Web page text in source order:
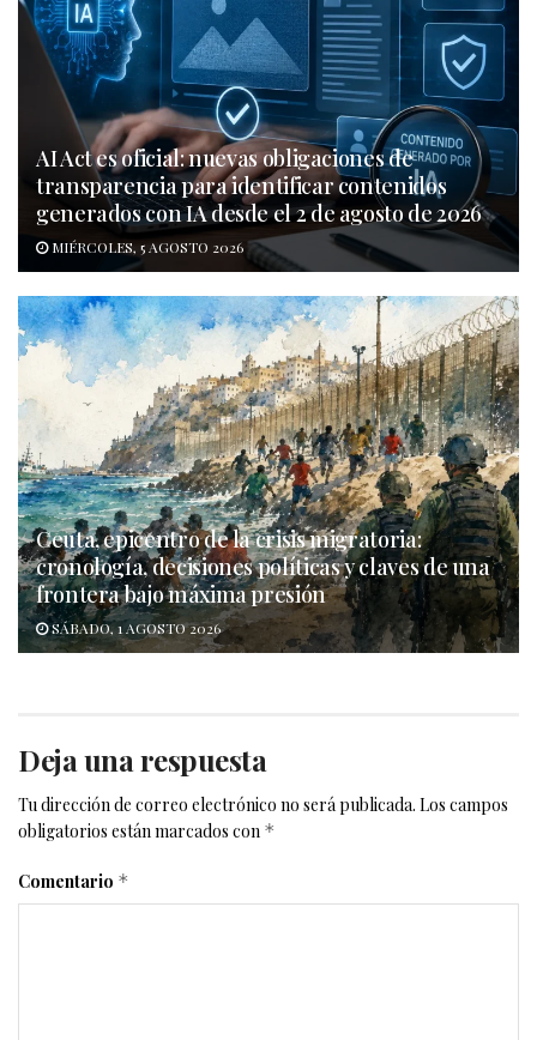
AI Act es oficial: nuevas obligaciones de
transparencia para identificar contenidos
generados con IA desde el 2 de agosto de 2026
MIÉRCOLES, 5 AGOSTO 2026
Ceuta, epicentro de la crisis migratoria:
cronología, decisiones políticas y claves de una
frontera bajo máxima presión
SÁBADO, 1 AGOSTO 2026
Deja una respuesta
Tu dirección de correo electrónico no será publicada. Los campos
obligatorios están marcados con *
Comentario *